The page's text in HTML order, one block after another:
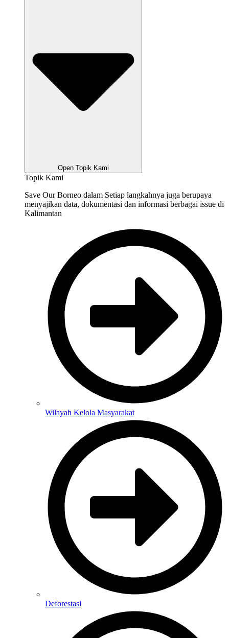
Open Topik Kami
Topik Kami
Save Our Borneo dalam Setiap langkahnya juga berupaya
menyajikan data, dokumentasi dan informasi berbagai issue di
Kalimantan
Wilayah Kelola Masyarakat
Deforestasi